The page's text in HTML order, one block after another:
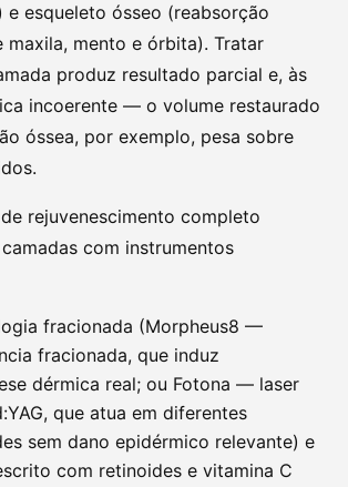
e esqueleto ósseo (reabsorção
maxila, mento e órbita). Tratar
produz resultado parcial e, às
incoerente — o volume restaurado
óssea, por exemplo, pesa sobre
rejuvenescimento completo
com instrumentos
fracionada (Morpheus8 —
fracionada, que induz
dérmica real; ou Fotona — laser
que atua em diferentes
sem dano epidérmico relevante) e
com retinoides e vitamina C